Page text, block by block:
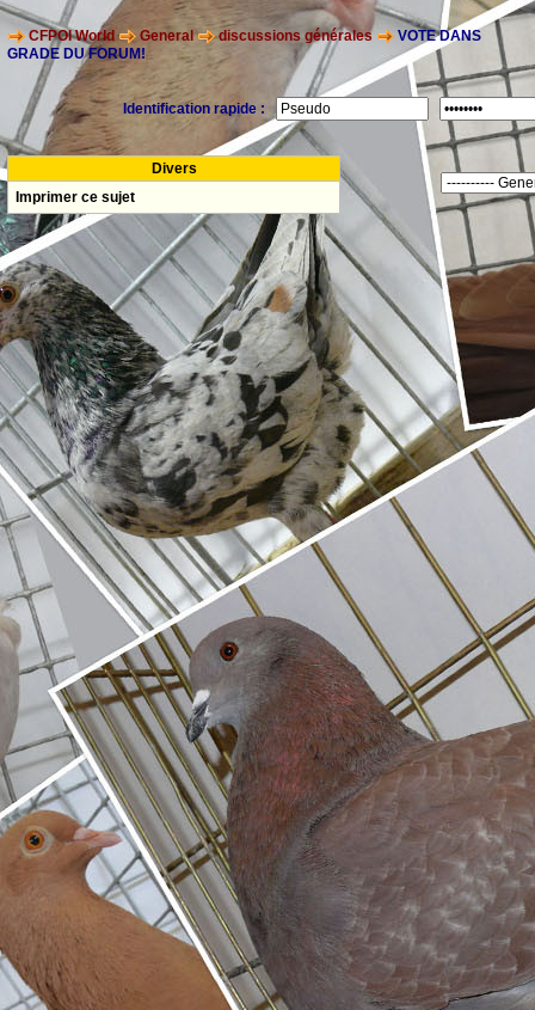
CFPOI World General discussions générales
VOTE DANS
GRADE DU FORUM!
Identification rapide :
Divers
Imprimer ce sujet